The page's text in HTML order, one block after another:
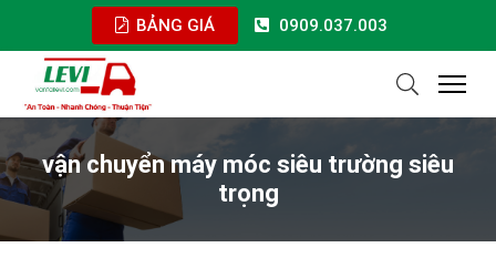
BẢNG GIÁ 0909.037.003
vận chuyển máy móc siêu trường siêu
trọng